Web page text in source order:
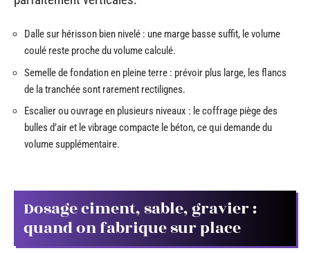
Dalle sur hérisson bien nivelé : une marge basse suffit, le volume
coulé reste proche du volume calculé.
Semelle de fondation en pleine terre : prévoir plus large, les flancs
de la tranchée sont rarement rectilignes.
Escalier ou ouvrage en plusieurs niveaux : le coffrage piège des
bulles d’air et le vibrage compacte le béton, ce qui demande du
volume supplémentaire.
Dosage ciment, sable, gravier :
quand on fabrique sur place